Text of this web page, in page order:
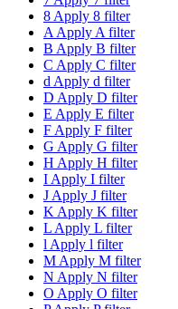
8 Apply 8 filter
A Apply A filter
B Apply B filter
C Apply C filter
d Apply d filter
D Apply D filter
E Apply E filter
F Apply F filter
G Apply G filter
H Apply H filter
I Apply I filter
J Apply J filter
K Apply K filter
L Apply L filter
l Apply l filter
M Apply M filter
N Apply N filter
O Apply O filter